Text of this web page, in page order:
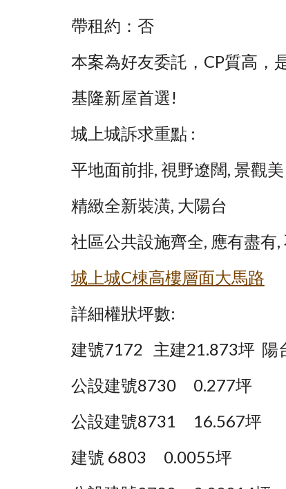
帶租約：否
本案為好友委託，CP質高，
基隆新屋首選!
城上城訴求重點 :
平地面前排, 視野遼闊, 景觀美
精緻全新裝潢, 大陽台
社區公共設施齊全, 應有盡有
城上城C棟高樓層面大馬路
詳細權狀坪數:
建號7172   主建21.873坪  陽
公設建號8730     0.277坪
公設建號8731     16.567坪
建號 6803     0.0055坪